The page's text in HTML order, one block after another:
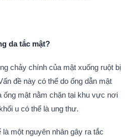
da tắc mật?
chảy chính của mật xuống ruột bị
đề này có thể do ống dẫn mật
ống mật nằm chặn tại khu vực nơi
u có thể là ung thư.
một nguyên nhân gây ra tắc